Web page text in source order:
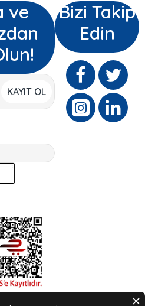
ve
KAYIT OL
Bizi Takip
Edin